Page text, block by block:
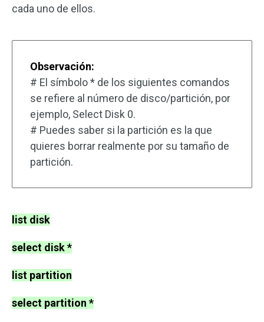
cada uno de ellos.
Observación:
# El símbolo * de los siguientes comandos
se refiere al número de disco/partición, por
ejemplo, Select Disk 0.
# Puedes saber si la partición es la que
quieres borrar realmente por su tamaño de
partición.
list disk
select disk *
list partition
select partition *